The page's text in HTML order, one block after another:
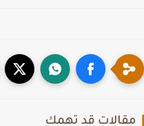
قد تهمك